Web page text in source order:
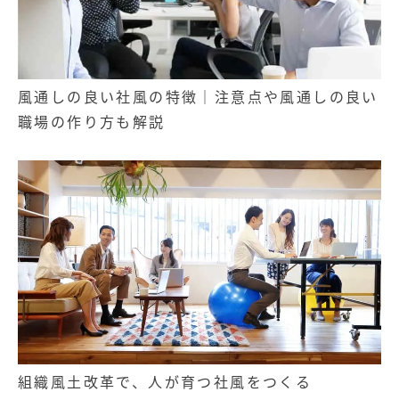
記事
経営セミナー
風通しの良い社風の特徴｜注意点や風通しの良い
職場の作り方も解説
組織風土改革で、人が育つ社風をつくる